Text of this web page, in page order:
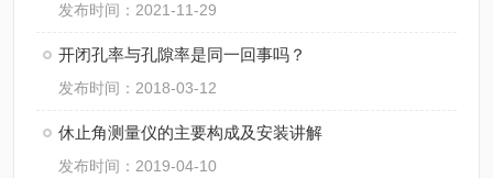
发布时间：2021-11-29
开闭孔率与孔隙率是同一回事吗？
发布时间：2018-03-12
休止角测量仪的主要构成及安装讲解
发布时间：2019-04-10